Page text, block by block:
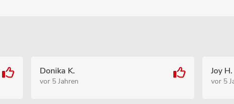
Donika K.
vor 5 Jahren
Joy H.
vor 5